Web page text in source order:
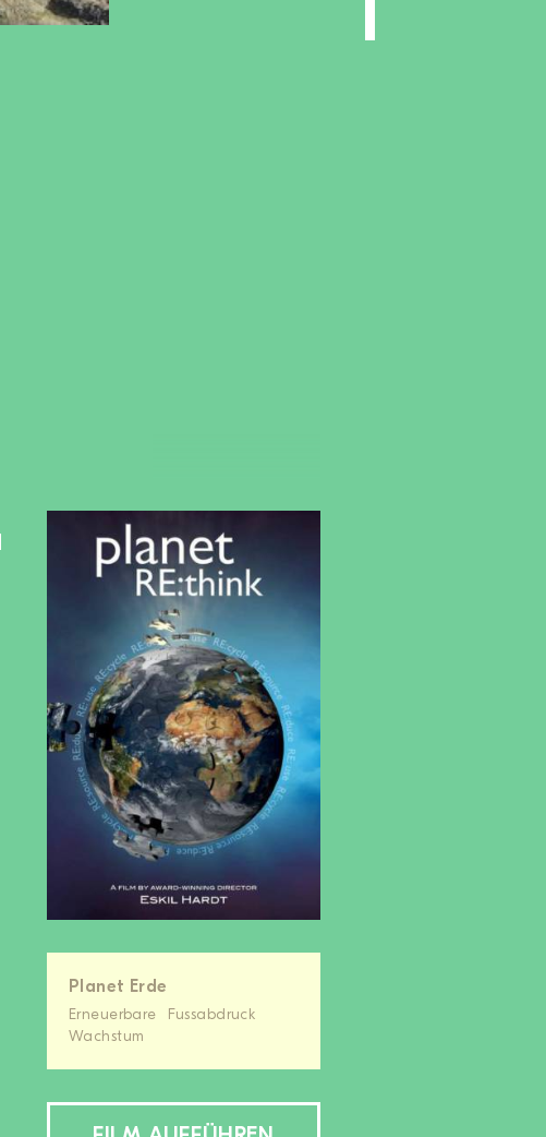
Planet Erde
Erneuerbare
Fussabdruck
Wachstum